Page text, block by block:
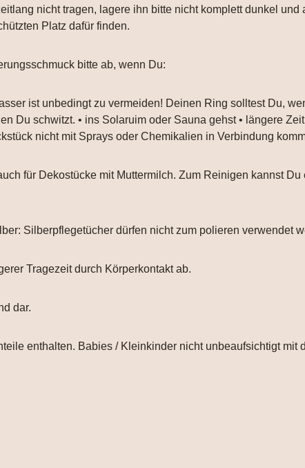
nicht tragen, lagere ihn bitte nicht komplett dunkel
Platz dafür finden.
bitte ab, wenn Du:
ist unbedingt zu vermeiden! Deinen Ring solltest Du,
Du schwitzt. • ins Solaruim oder Sauna gehst • längere
nicht mit Sprays oder Chemikalien in Verbindung
für Dekostücke mit Muttermilch. Zum Reinigen kannst
Silberpflegetücher dürfen nicht zum polieren verwendet
Tragezeit durch Körperkontakt ab.
dar.
enthalten. Babies / Kleinkinder nicht unbeaufsichtigt mit